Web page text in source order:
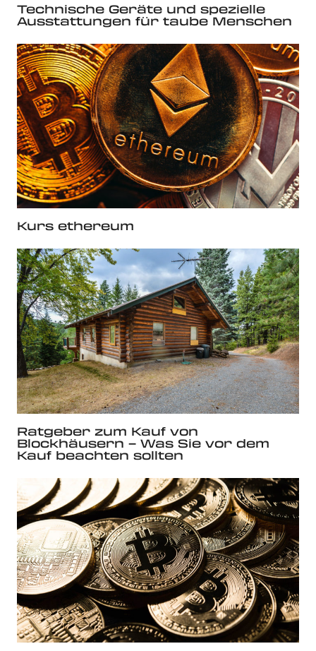
Technische Geräte und spezielle
Ausstattungen für taube Menschen
Kurs ethereum
Ratgeber zum Kauf von
Blockhäusern – Was Sie vor dem
Kauf beachten sollten